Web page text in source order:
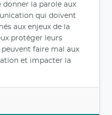
donner la parole aux
qui doivent
aux enjeux de la
protéger leurs
peuvent faire mal aux
et impacter la